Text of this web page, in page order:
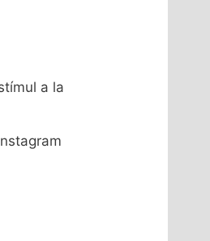
a la